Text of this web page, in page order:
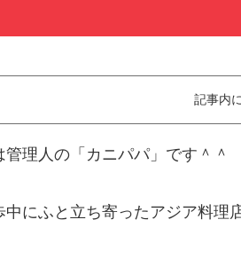
記事内
管理人の「カニパパ」です＾＾
中にふと立ち寄ったアジア料理